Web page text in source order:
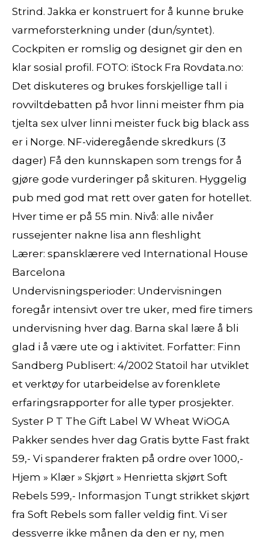
Strind. Jakka er konstruert for å kunne bruke
varmeforsterkning under (dun/syntet).
Cockpiten er romslig og designet gir den en
klar sosial profil. FOTO: iStock Fra Rovdata.no:
Det diskuteres og brukes forskjellige tall i
rovviltdebatten på hvor linni meister fhm pia
tjelta sex ulver linni meister fuck big black ass
er i Norge. NF-videregående skredkurs (3
dager) Få den kunnskapen som trengs for å
gjøre gode vurderinger på skituren. Hyggelig
pub med god mat rett over gaten for hotellet.
Hver time er på 55 min. Nivå: alle nivåer
russejenter nakne lisa ann fleshlight
Lærer: spansklærere ved International House
Barcelona
Undervisningsperioder: Undervisningen
foregår intensivt over tre uker, med fire timers
undervisning hver dag. Barna skal lære å bli
glad i å være ute og i aktivitet. Forfatter: Finn
Sandberg Publisert: 4/2002 Statoil har utviklet
et verktøy for utarbeidelse av forenklete
erfaringsrapporter for alle typer prosjekter.
Syster P T The Gift Label W Wheat WiOGA
Pakker sendes hver dag Gratis bytte Fast frakt
59,- Vi spanderer frakten på ordre over 1000,-
Hjem » Klær » Skjørt » Henrietta skjørt Soft
Rebels 599,- Informasjon Tungt strikket skjørt
fra Soft Rebels som faller veldig fint. Vi ser
dessverre ikke månen da den er ny, men